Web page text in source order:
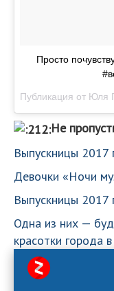
Просто
Публикация от Юля
Не
Выпускницы
Девочки «Ночи
Выпускницы 2017
Одна из них —
красотки города